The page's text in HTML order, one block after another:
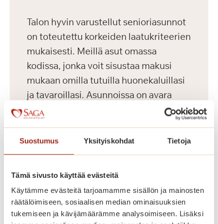
Suostumus Yksityiskohdat Tietoja
Tämä sivusto käyttää evästeitä
Käytämme evästeitä tarjoamamme sisällön ja mainosten
räätälöimiseen, sosiaalisen median ominaisuuksien
tukemiseen ja kävijämäärämme analysoimiseen. Lisäksi
Talon hyvin varustellut senioriasunnot
on toteutettu korkeiden laatukriteerien
mukaisesti. Meillä asut omassa
kodissa, jonka voit sisustaa makusi
mukaan omilla tutuilla huonekaluillasi
ja tavaroillasi. Asunnoissa on avara
pohjaratkaisu, nykyaikainen keittiö ja
asunnoissa on turvapuhelin,
sammutusjärjestelmä sekä palo- ja
kahvila-ravintola, kuntosali, sauna
uima-allasosastolla, pesutupa ja
kerhotilat aktiiviseen vapaa-